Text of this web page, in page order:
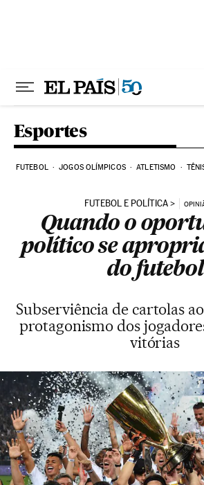
Esportes
FUTEBOL JOGOS OLÍMPICOS ATLETISMO
FUTEBOL E POLÍTICA
Quando o
político se
do futebol
Subserviência de cartolas
protagonismo dos
vitórias